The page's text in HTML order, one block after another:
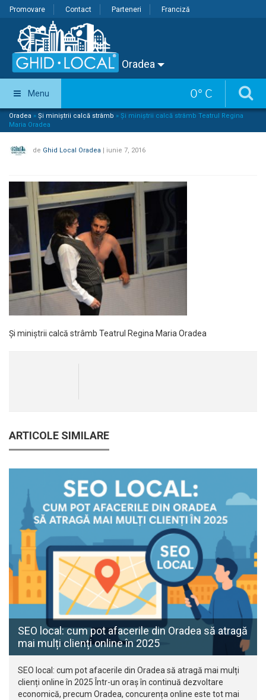
Promovare Contact Parteneri Franciză
Oradea
0° C
Menu
Oradea » Și miniștrii calcă strâmb » Și miniștrii calcă strâmb Teatrul Regina
Maria Oradea
de Ghid Local Oradea | iunie 7, 2016
Și miniștrii calcă strâmb Teatrul Regina Maria Oradea
ARTICOLE SIMILARE
SEO local: cum pot afacerile din Oradea să atragă
mai mulți clienți online în 2025
SEO local: cum pot afacerile din Oradea să atragă mai mulți
clienți online în 2025 Într-un oraș în continuă dezvoltare
economică, precum Oradea, concurența online este tot mai